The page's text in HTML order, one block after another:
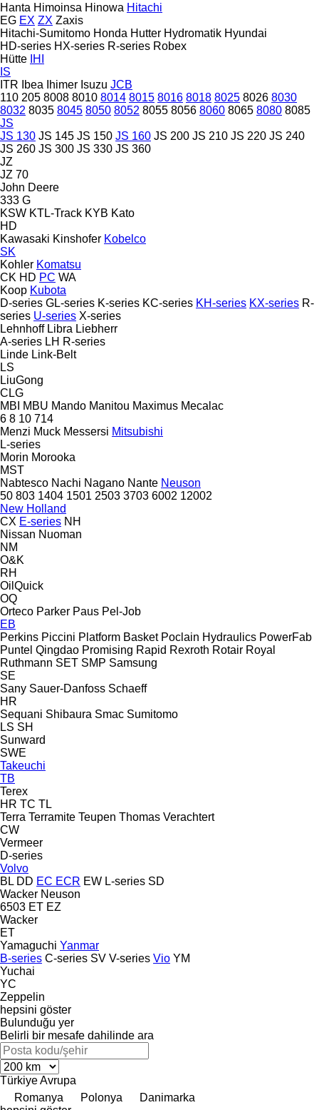
Hanta Himoinsa Hinowa Hitachi
EG EX ZX Zaxis
Hitachi-Sumitomo Honda Hutter Hydromatik Hyundai
HD-series HX-series R-series Robex
Hütte IHI
IS
ITR
Ibea Ihimer Isuzu JCB
110 205 8008 8010 8014 8015 8016 8018 8025 8026 8030
8032 8035 8045 8050 8052 8055 8056 8060 8065 8080 8085
JS
JS 130 JS 145 JS 150 JS 160 JS 200 JS 210 JS 220 JS 240
JS 260 JS 300 JS 330 JS 360
JZ
JZ 70
John Deere
333 G
KSW KTL-Track KYB Kato
HD
Kawasaki Kinshofer Kobelco
SK
Kohler Komatsu
CK HD PC WA
Koop Kubota
D-series GL-series K-series KC-series KH-series KX-series R-
series U-series X-series
Lehnhoff Libra Liebherr
A-series LH R-series
Linde Link-Belt
LS
LiuGong
CLG
MBI
MBU Mando Manitou Maximus Mecalac
6 8 10 714
Menzi Muck Messersi Mitsubishi
L-series
Morin Morooka
MST
Nabtesco Nachi Nagano Nante Neuson
50 803 1404 1501 2503 3703 6002 12002
New Holland
CX E-series NH
Nissan Nuoman
NM
O&K
RH
OilQuick
OQ
Orteco Parker Paus Pel-Job
EB
Perkins Piccini Platform Basket Poclain Hydraulics PowerFab
Puntel Qingdao Promising Rapid Rexroth Rotair Royal
Ruthmann SET SMP Samsung
SE
Sany Sauer-Danfoss Schaeff
HR
Sequani Shibaura Smac Sumitomo
LS SH
Sunward
SWE
Takeuchi
TB
Terex
HR TC TL
Terra Terramite Teupen Thomas Verachtert
CW
Vermeer
D-series
Volvo
BL DD EC ECR EW L-series SD
Wacker Neuson
6503 ET EZ
Wacker
ET
Yamaguchi Yanmar
B-series C-series SV V-series Vio YM
Yuchai
YC
Zeppelin
hepsini göster
Bulunduğu yer
Belirli bir mesafe dahilinde ara
TürkiyeAvrupa
Romanya
Polonya
Danimarka